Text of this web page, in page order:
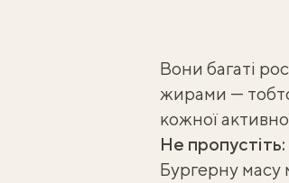
Вони багаті
жирами — тобто
кожної
Не пропустіть:
Бургерну масу